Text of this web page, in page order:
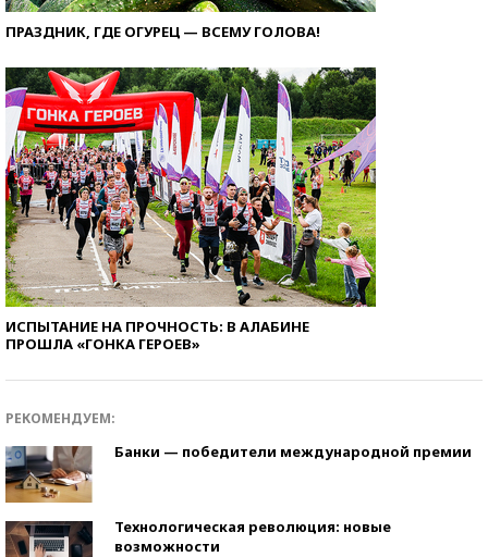
ПРАЗДНИК, ГДЕ ОГУРЕЦ — ВСЕМУ ГОЛОВА!
ИСПЫТАНИЕ НА ПРОЧНОСТЬ: В АЛАБИНЕ
ПРОШЛА «ГОНКА ГЕРОЕВ»
РЕКОМЕНДУЕМ:
Банки — победители международной премии
Технологическая революция: новые
возможности